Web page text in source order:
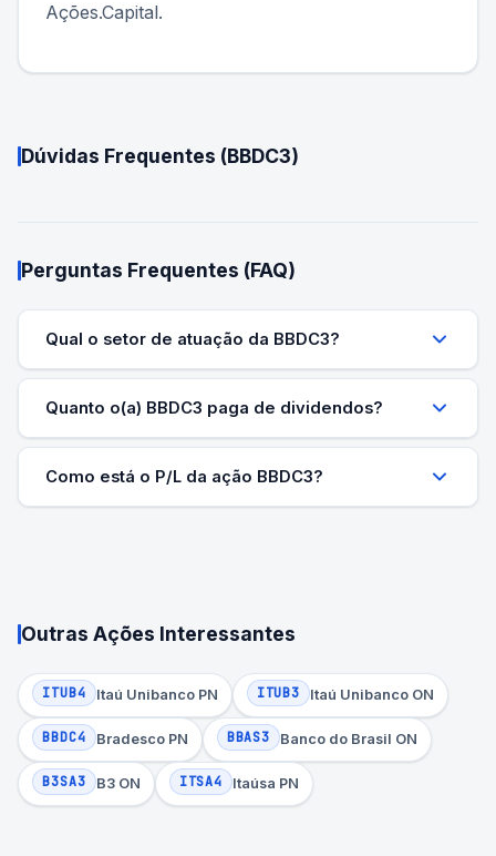
Ações.Capital.
Dúvidas Frequentes (BBDC3)
Perguntas Frequentes (FAQ)
Qual o setor de atuação da BBDC3?
Quanto o(a) BBDC3 paga de dividendos?
Como está o P/L da ação BBDC3?
Outras Ações Interessantes
ITUB4 Itaú Unibanco PN ITUB3 Itaú Unibanco ON
BBDC4 Bradesco PN BBAS3 Banco do Brasil ON
B3SA3 B3 ON ITSA4 Itaúsa PN